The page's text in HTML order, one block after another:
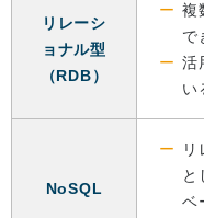
リレーシ
ョナル型
（RDB）
複
で
活
い
NoSQL
リ
と
ベ